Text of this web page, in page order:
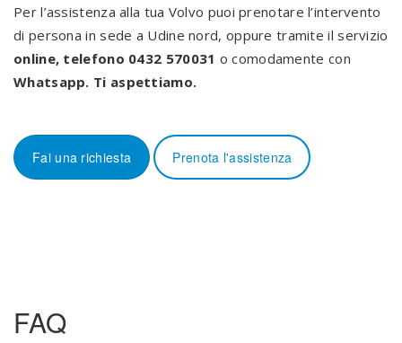
Per l’assistenza alla tua Volvo puoi prenotare l’intervento
di persona in sede a Udine nord, oppure tramite il servizio
online, telefono 0432 570031 o comodamente con
Whatsapp. Ti aspettiamo.
Fai una richiesta Prenota l'assistenza
FAQ